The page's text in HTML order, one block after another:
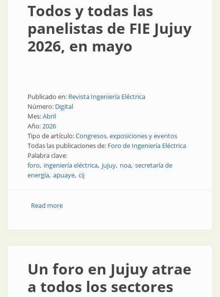
Todos y todas las
panelistas de FIE Jujuy
2026, en mayo
Publicado en: Revista Ingeniería Eléctrica
Número: Digital
Mes:Abril
Año:2026
Tipo de artículo:Congresos, exposiciones y eventos
Todas las publicaciones de: Foro de Ingeniería Eléctrica
Palabra clave:
foro ingeniería eléctrica jujuy noa secretaría de
energía apuaye cij
Read moreabout Todos y todas las panelistas de FIE Jujuy 2026,
Un foro en Jujuy atrae
a todos los sectores